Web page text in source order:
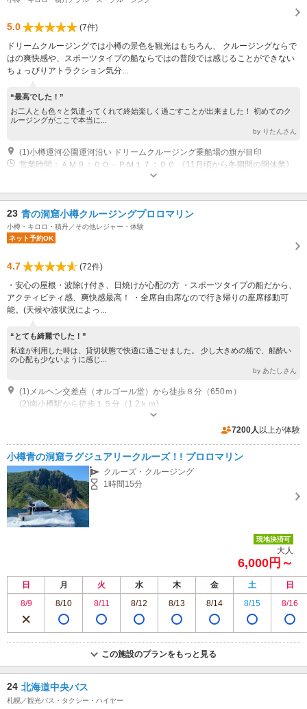
5.0
(7件)
ドリームクルージングでは小樽の景色を観光はもちろん、 クルージングならで
はの爽快感や、スポーツタイプの船ならではの普段では感じることができない
ちょっぴりアトラクション気分...
“最高でした！”
お二人とも色々と気遣ってくれて終始楽しく過ごすことが出来ました！ 初めてのク
ルージングがここで本当に...
by りたんさん
(1)小樽運河公園運河沿い ドリームクルージング乗船場の旗が目印
営業時間：ＡＭ９：００－ＰＭ１７：００ 《11月頃から冬期間の間休業》
23 青の洞窟小樽クルージングプロロマリン
小樽・キロロ・積丹／その他レジャー・体験
ネット予約OK
4.7
(72件)
・安心の屋根・波除け付き、日焼けが心配の方 ・スポーツタイプの船だから、
アクティビティ感、爽快感最高！ ・全席自由席なので行き帰りの座席移動可
能。(天候や波状況によっ...
“とても綺麗でした！”
私達が利用した時は、貸切状態で快適に過ごせました。 少し大きめの船で、船酔い
の心配も少ないように感じ...
by あたしさん
(1)メルヘン交差点（オルゴール堂）から徒歩８分（650ｍ）
(2)南小樽駅から徒歩１５分（1.2ｋｍ)
営業時間：7：00～21:00 10月31日～翌年4月20日までの冬期間は休業
7200人 以上が体験
小樽青の洞窟ラグジュアリークルーズ！! プロロマリン
クルーズ・クルージング
1時間15分
現地決済可
大人
6,000円～
日 月 火 水 木 金 土
日
8/9
8/10 8/11 8/12 8/13 8/14 8/15 8/16
この施設のプランをもっと見る
24 北海道中央バス
札幌／観光バス・タクシー・ハイヤー